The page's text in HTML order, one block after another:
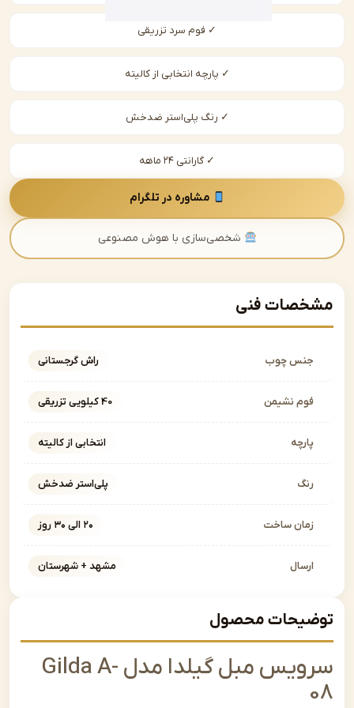
✓ فوم سرد تزریقی
✓ پارچه انتخابی از کالیته
✓ رنگ پلی‌استر ضدخش
مشاوره در تلگرام
شخصی‌سازی با هوش مصنوعی
محصول
سرویس مبل گیلدا مدل Gilda A-
فنی
جنس چوب راش گرجستانی
فوم نشیمن
انتخابی از کالیته
پلی‌استر ضدخش
زمان ساخت
مشهد + شهرستان